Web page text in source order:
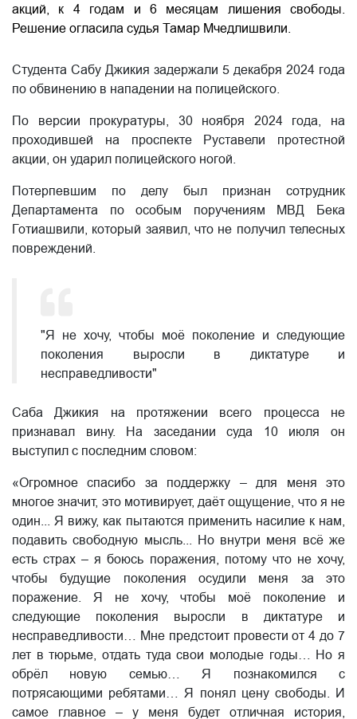
акций, к 4 годам и 6 месяцам лишения свободы.
Решение огласила судья Тамар Мчедлишвили.
Студента Сабу Джикия задержали 5 декабря 2024 года
по обвинению в нападении на полицейского.
По версии прокуратуры, 30 ноября 2024 года, на
проходившей на проспекте Руставели протестной
акции, он ударил полицейского ногой.
Потерпевшим по делу был признан сотрудник
Департамента по особым поручениям МВД Бека
Готиашвили, который заявил, что не получил телесных
повреждений.
"Я не хочу, чтобы моё поколение и следующие
поколения выросли в диктатуре и
несправедливости"
Саба Джикия на протяжении всего процесса не
признавал вину. На заседании суда 10 июля он
выступил с последним словом:
«Огромное спасибо за поддержку – для меня это
многое значит, это мотивирует, даёт ощущение, что я не
один... Я вижу, как пытаются применить насилие к нам,
подавить свободную мысль... Но внутри меня всё же
есть страх – я боюсь поражения, потому что не хочу,
чтобы будущие поколения осудили меня за это
поражение. Я не хочу, чтобы моё поколение и
следующие поколения выросли в диктатуре и
несправедливости… Мне предстоит провести от 4 до 7
лет в тюрьме, отдать туда свои молодые годы… Но я
обрёл новую семью… Я познакомился с
потрясающими ребятами… Я понял цену свободы. И
самое главное – у меня будет отличная история,